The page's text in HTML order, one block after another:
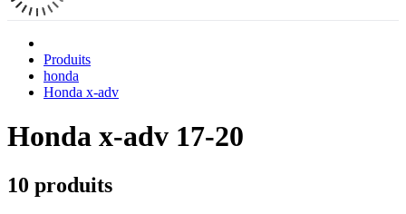
Produits
honda
Honda x-adv
Honda x-adv 17-20
10 produits